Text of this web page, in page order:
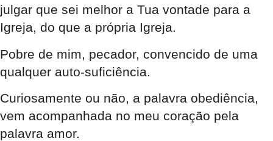
julgar que sei melhor a Tua vontade para a
Igreja, do que a própria Igreja.
Pobre de mim, pecador, convencido de uma
qualquer auto-suficiência.
Curiosamente ou não, a palavra obediência,
vem acompanhada no meu coração pela
palavra amor.